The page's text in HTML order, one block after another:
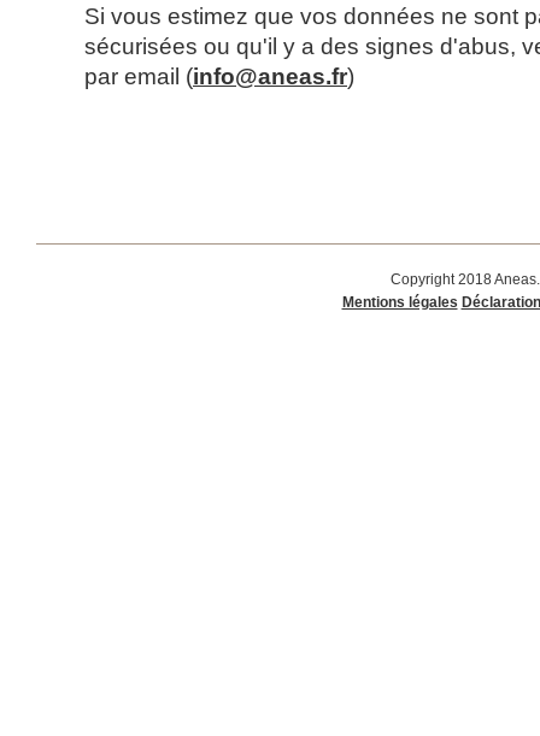
Si vous estimez que vos données ne sont
sécurisées ou qu'il y a des signes d'abus,
par email (info@aneas.fr)
Copyright 2018
Mentions légales